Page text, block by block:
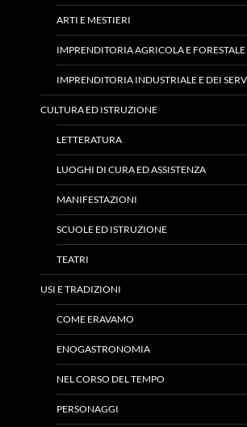
ARTI E MESTIERI
IMPRENDITORIA AGRICOLA E FORESTALE
IMPRENDITORIA INDUSTRIALE E DEI
CULTURA ED ISTRUZIONE
LETTERATURA
LUOGHI DI CURA ED ASSISTENZA
MANIFESTAZIONI
SCUOLE ED ISTRUZIONE
TEATRI
USI E TRADIZIONI
COME ERAVAMO
ENOGASTRONOMIA
NEL CORSO DEL TEMPO
PERSONAGGI